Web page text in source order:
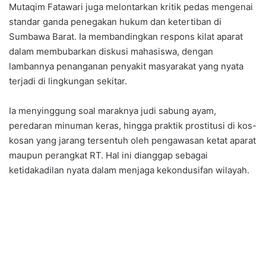
Mutaqim Fatawari juga melontarkan kritik pedas mengenai
standar ganda penegakan hukum dan ketertiban di
Sumbawa Barat. Ia membandingkan respons kilat aparat
dalam membubarkan diskusi mahasiswa, dengan
lambannya penanganan penyakit masyarakat yang nyata
terjadi di lingkungan sekitar.
Ia menyinggung soal maraknya judi sabung ayam,
peredaran minuman keras, hingga praktik prostitusi di kos-
kosan yang jarang tersentuh oleh pengawasan ketat aparat
maupun perangkat RT. Hal ini dianggap sebagai
ketidakadilan nyata dalam menjaga kekondusifan wilayah.